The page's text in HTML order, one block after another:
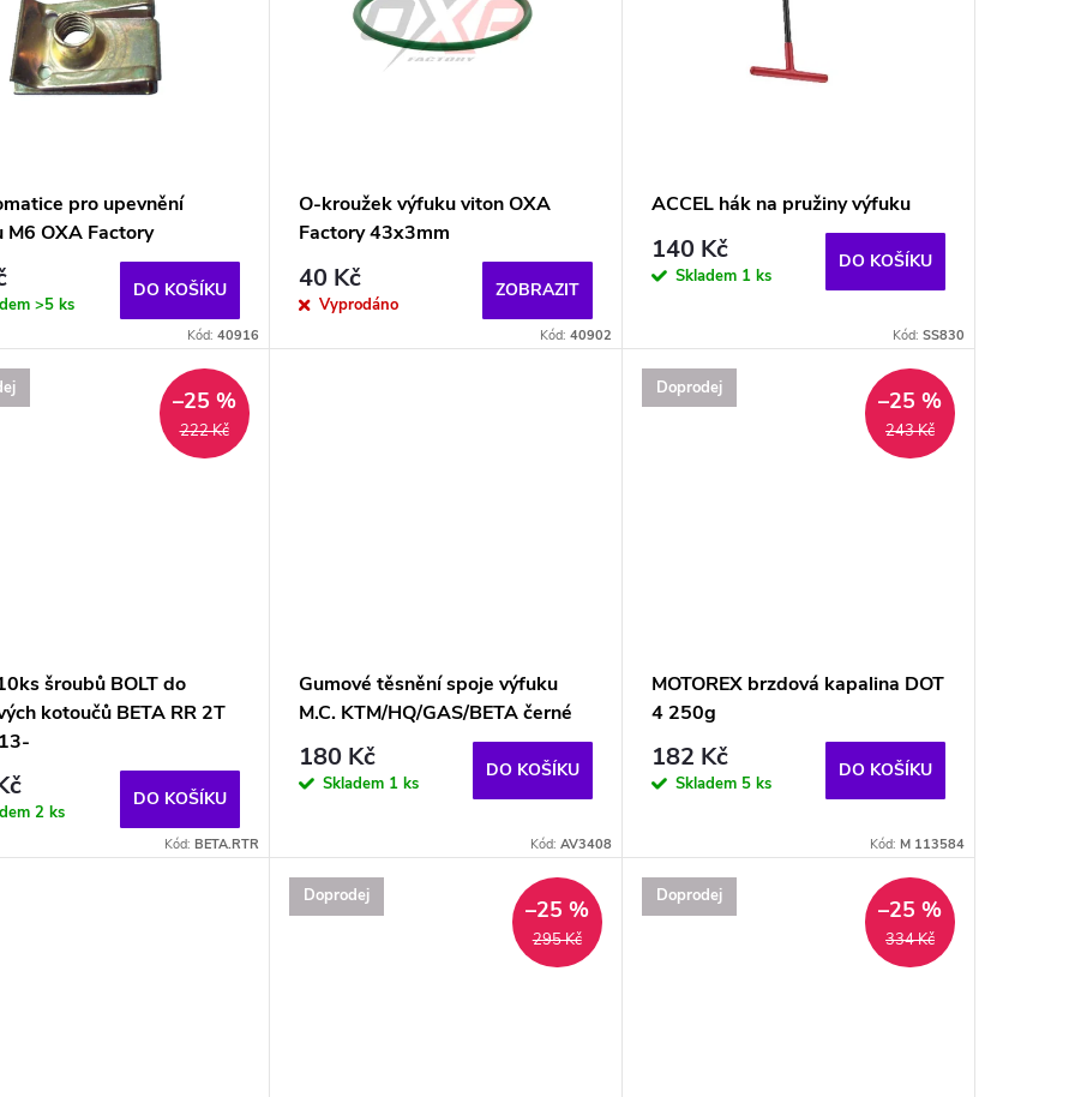
pro upevnění
M6 OXA Factory
>5 ks
DO KOŠÍKU
Kód: 40916
O-kroužek výfuku viton OXA
Factory 43x3mm
40 Kč
Vyprodáno
ZOBRAZIT
Kód: 40902
ACCEL hák na pružiny výfuku
140 Kč
Skladem 1 ks
DO KOŠÍKU
Kód: SS830
222 Kč
–25 %
šroubů BOLT do
kotoučů BETA RR 2T
2 ks
DO KOŠÍKU
Kód: BETA.RTR
Gumové těsnění spoje výfuku
M.C. KTM/HQ/GAS/BETA černé
180 Kč
Skladem 1 ks
DO KOŠÍKU
Kód: AV3408
Doprodej
243 Kč
–25 %
MOTOREX brzdová kapalina DOT
4 250g
182 Kč
Skladem 5 ks
DO KOŠÍKU
Kód: M 113584
Doprodej
295 Kč
–25 % Doprodej
334 Kč
–25 %